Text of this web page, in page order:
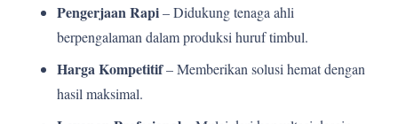
Pengerjaan Rapi– Didukung tenaga ahli
berpengalaman dalam produksi huruf timbul.
Harga Kompetitif– Memberikan solusi hemat dengan
hasil maksimal.